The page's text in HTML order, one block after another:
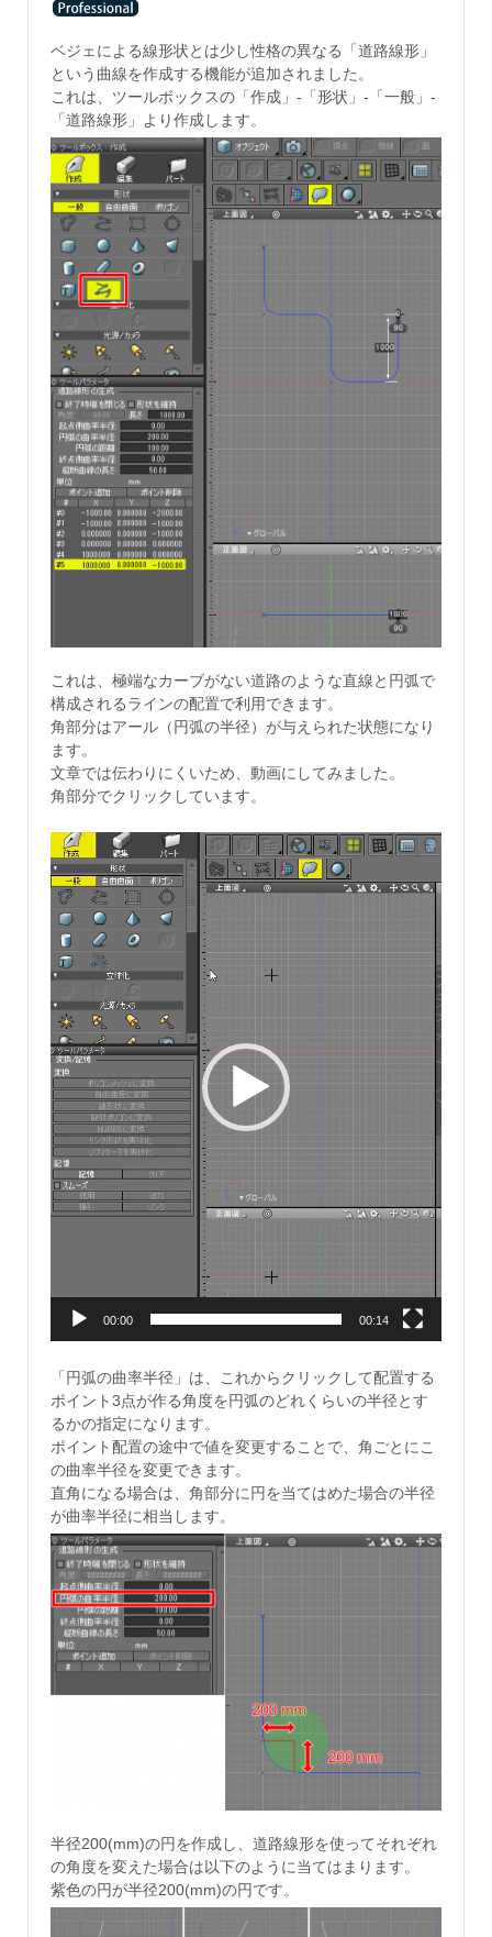
ベジェによる線形状とは少し性格の異なる「道路線形」
という曲線を作成する機能が追加されました。
これは、ツールボックスの「作成」-「形状」-「一般」-
「道路線形」より作成します。
これは、極端なカーブがない道路のような直線と円弧で
構成されるラインの配置で利用できます。
角部分はアール（円弧の半径）が与えられた状態になり
ます。
文章では伝わりにくいため、動画にしてみました。
角部分でクリックしています。
動
画
プ
レ
ー
ヤ
ー
00:00 00:14
「円弧の曲率半径」は、これからクリックして配置する
ポイント3点が作る角度を円弧のどれくらいの半径とす
るかの指定になります。
ポイント配置の途中で値を変更することで、角ごとにこ
の曲率半径を変更できます。
直角になる場合は、角部分に円を当てはめた場合の半径
が曲率半径に相当します。
半径200(mm)の円を作成し、道路線形を使ってそれぞれ
の角度を変えた場合は以下のように当てはまります。
紫色の円が半径200(mm)の円です。